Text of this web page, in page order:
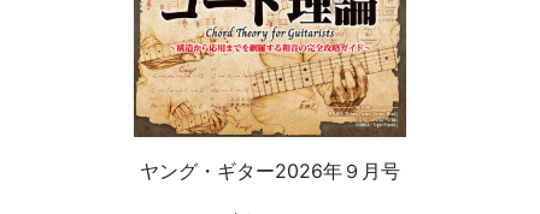
ヤング・ギター2026年９月号